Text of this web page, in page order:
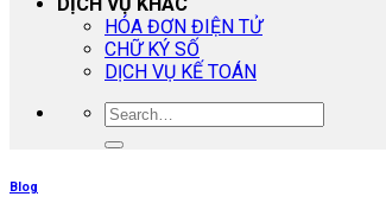
HÓA ĐƠN ĐIỆN TỬ
CHỮ KÝ SỐ
DỊCH VỤ KẾ TOÁN
Blog